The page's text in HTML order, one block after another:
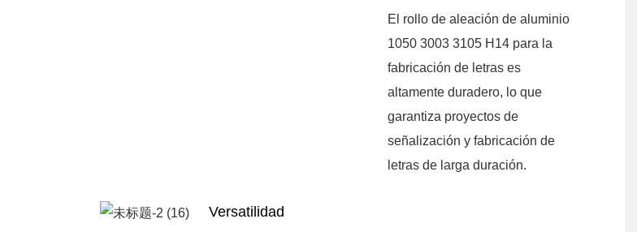
El rollo de aleación de aluminio
1050 3003 3105 H14 para la
fabricación de letras es
altamente duradero, lo que
garantiza proyectos de
señalización y fabricación de
letras de larga duración.
Versatilidad